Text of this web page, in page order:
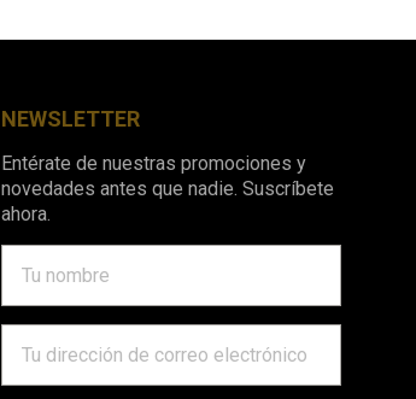
NEWSLETTER
Entérate de nuestras promociones y
novedades antes que nadie. Suscríbete
ahora.